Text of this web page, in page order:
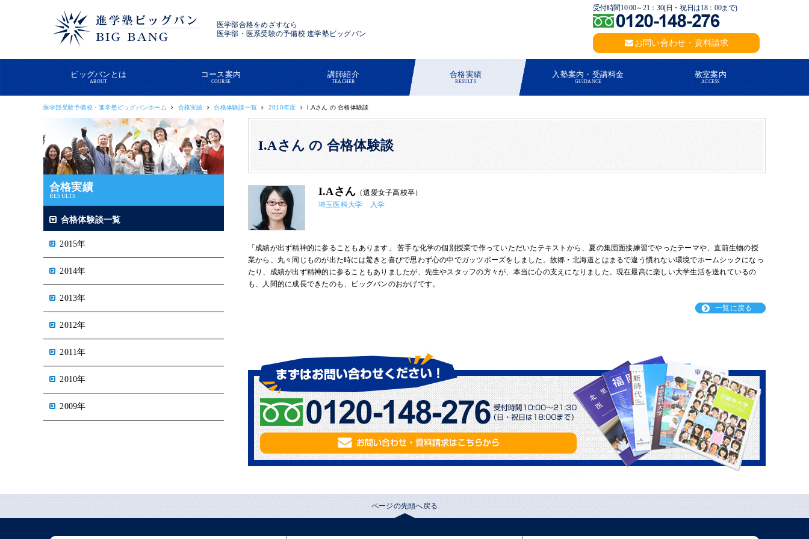
医学部合格をめざすなら
医学部・医系受験の予備校 進学塾ビッグバン
受付時間10:00～21：30(日・祝日は18：00まで)
お問い合わせ・資料請求
ビッグバンとは
ABOUT
コース案内
COURSE
講師紹介
TEACHER
合格実績
RESULTS
入塾案内・受講料金
GUIDANCE
教室案内
ACCESS
医学部受験予備校・進学塾ビッグバンホーム 合格実績 合格体験談一覧 2010年度 I.Aさん の 合格体験談
I.Aさん の 合格体験談
I.Aさん （遺愛女子高校卒）
埼玉医科大学 入学
「成績が出ず精神的に参ることもあります」 苦手な化学の個別授業で作っていただいたテキストから、夏の集団面接練習でやったテーマや、直前生物の授
業から、丸々同じものが出た時には驚きと喜びで思わず心の中でガッツポーズをしました。故郷・北海道とはまるで違う慣れない環境でホームシックになっ
たり、成績が出ず精神的に参ることもありましたが、先生やスタッフの方々が、本当に心の支えになりました。現在最高に楽しい大学生活を送れているの
も、人間的に成長できたのも、ビッグバンのおかげです。
一覧に戻る
合格実績
RESULTS
合格体験談一覧
2015年
2014年
2013年
2012年
2011年
2010年
2009年
ページの先頭へ戻る